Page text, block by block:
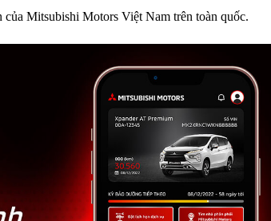
Mitsubishi Motors Việt Nam trên toàn quốc.